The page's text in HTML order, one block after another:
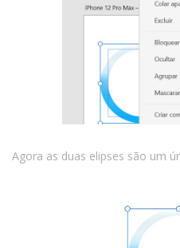
Agora as duas elipses são um